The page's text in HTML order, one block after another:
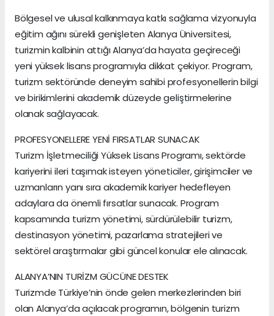
Bölgesel ve ulusal kalkınmaya katkı sağlama vizyonuyla
eğitim ağını sürekli genişleten Alanya Üniversitesi,
turizmin kalbinin attığı Alanya’da hayata geçireceği
yeni yüksek lisans programıyla dikkat çekiyor. Program,
turizm sektöründe deneyim sahibi profesyonellerin bilgi
ve birikimlerini akademik düzeyde geliştirmelerine
olanak sağlayacak.
PROFESYONELLERE YENİ FIRSATLAR SUNACAK
Turizm İşletmeciliği Yüksek Lisans Programı, sektörde
kariyerini ileri taşımak isteyen yöneticiler, girişimciler ve
uzmanların yanı sıra akademik kariyer hedefleyen
adaylara da önemli fırsatlar sunacak. Program
kapsamında turizm yönetimi, sürdürülebilir turizm,
destinasyon yönetimi, pazarlama stratejileri ve
sektörel araştırmalar gibi güncel konular ele alınacak.
ALANYA’NIN TURİZM GÜCÜNE DESTEK
Turizmde Türkiye’nin önde gelen merkezlerinden biri
olan Alanya’da açılacak programın, bölgenin turizm